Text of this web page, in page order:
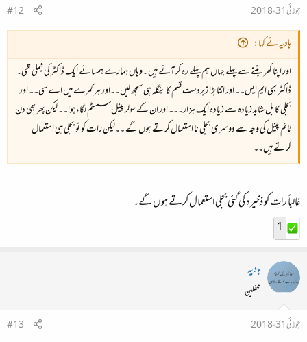
جولائی 31، 2018
#12
ہادیہ نے کہا:
اور اپنا گھر بننے سے پہلے جہاں ہم پہلے رہ کر آئے ہیں ۔وہاں ہمارے ہمسائے ایک ڈاکٹر کی فیملی تھی۔
ڈاکٹر بھی ایم ایس۔۔ اور اتنا بڑا زبردست قسم کا بنگلہ ہی سمجھ لیں۔۔اور ہر کمرے میں اے سی۔۔ اور
بجلی کا بل شاید زیادہ سے زیادہ ایک ہزار۔۔۔ اور ان کے سولر پینل سسٹم لگا،ہوا۔۔ لیکن پھر بھی دن
ٹائم پینل کی وجہ سے دوسری بجلی نا استعمال کرتے ہوں گے ۔۔لیکن رات کو تو بجلی ہی استعمال
کرتے ہیں۔۔
غالباً رات کو ذخیرہ کی گئی بجلی استعمال کرتے ہوں گے۔
1
ہادیہ
محفلین
جولائی 31، 2018
#13